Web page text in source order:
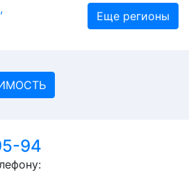
Еще регионы
94